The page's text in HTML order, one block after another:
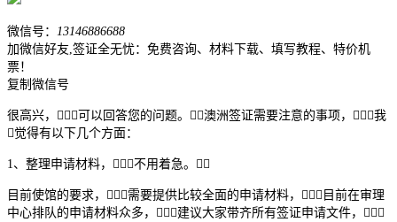
微信号：
13146886688
加微信好友,签证全无忧：免费咨询、材料下载、填写教程、特价机
票！
复制微信号
很高兴，可以回答您的问题。澳洲签证需要注意的事项，我
觉得有以下几个方面：
1、整理申请材料，不用着急。
目前使馆的要求，需要提供比较全面的申请材料，目前在审理
中心排队的申请材料众多，建议大家带齐所有签证申请文件，